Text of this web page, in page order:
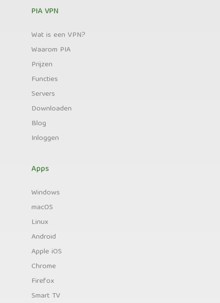
PIA VPN
Wat is een VPN?
Waarom PIA
Prijzen
Functies
Servers
Downloaden
Blog
Inloggen
Apps
Windows
macOS
Linux
Android
Apple iOS
Chrome
Firefox
Smart TV